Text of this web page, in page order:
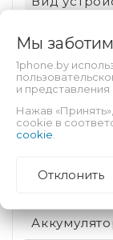
корпус
Пыле- и
Защита от
Мы
1phone.by
и
Нажав
cookie в
cookie
Отклонить